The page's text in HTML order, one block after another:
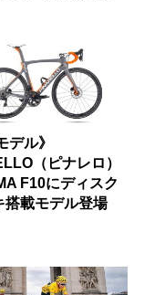
デル》
（ピナレロ）
F10にディスク
搭載モデル登場